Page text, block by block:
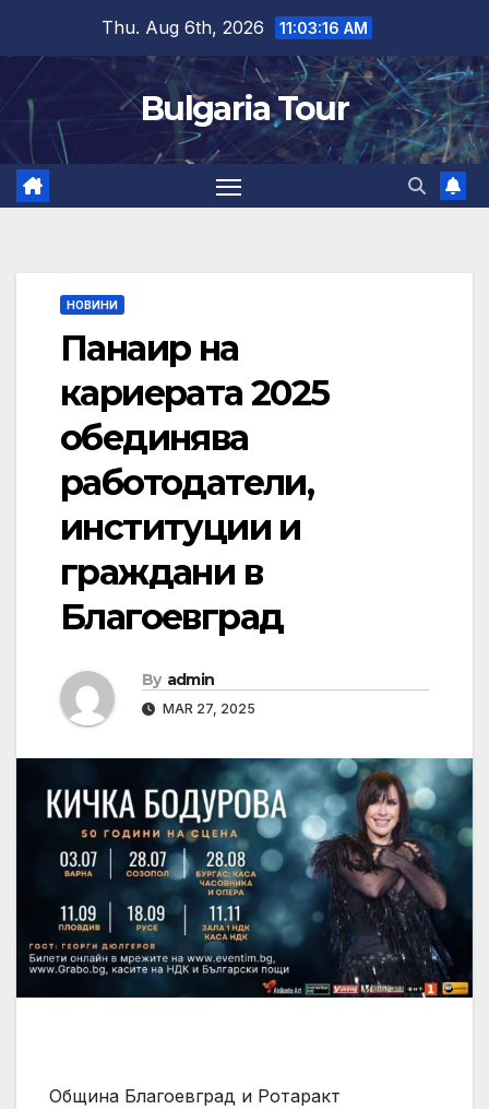
content
Thu. Aug 6th, 2026 11:03:17 AM
Bulgaria Tour
НОВИНИ
Панаир на
кариерата 2025
обединява
работодатели,
институции и
граждани в
Благоевград
By admin
MAR 27, 2025
Община Благоевград и Ротаракт